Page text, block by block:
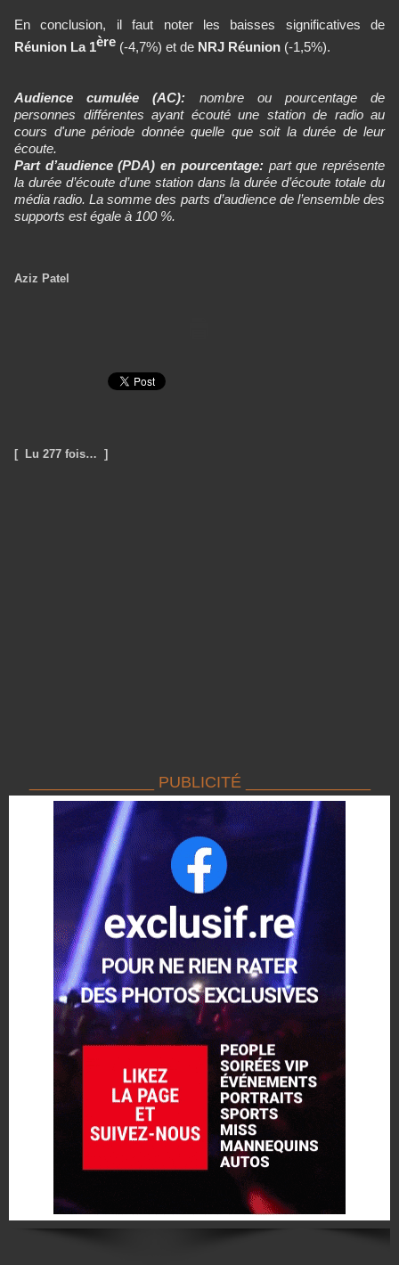
En conclusion, il faut noter les baisses significatives de
Réunion La 1ère (-4,7%) et de NRJ Réunion (-1,5%).
Audience cumulée (AC): nombre ou pourcentage de
personnes différentes ayant écouté une station de radio au
cours d'une période donnée quelle que soit la durée de leur
écoute.
Part d’audience (PDA) en pourcentage: part que représente
la durée d’écoute d’une station dans la durée d’écoute totale du
média radio. La somme des parts d’audience de l’ensemble des
supports est égale à 100 %.
Aziz Patel
[ Lu 277 fois… ]
______________ PUBLICITÉ ______________